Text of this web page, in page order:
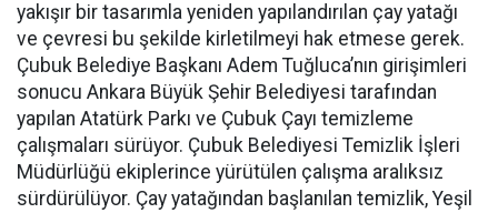
yakışır bir tasarımla yeniden yapılandırılan çay yatağı
ve çevresi bu şekilde kirletilmeyi hak etmese gerek.
Çubuk Belediye Başkanı Adem Tuğluca’nın girişimleri
sonucu Ankara Büyük Şehir Belediyesi tarafından
yapılan Atatürk Parkı ve Çubuk Çayı temizleme
çalışmaları sürüyor. Çubuk Belediyesi Temizlik İşleri
Müdürlüğü ekiplerince yürütülen çalışma aralıksız
sürdürülüyor. Çay yatağından başlanılan temizlik, Yeşil